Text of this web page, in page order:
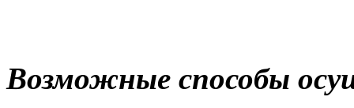
Возможные способы